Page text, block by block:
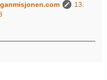
13.